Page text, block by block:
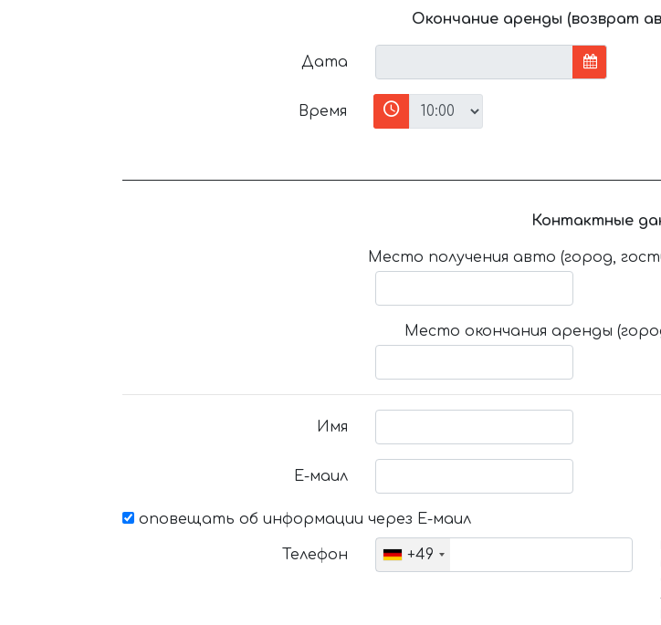
Окончание аренды (возврат
Дата
Время
Контактные
Место получения авто (город,
Место окончания аренды
Имя
Е-маил
оповещать об информации через Е-маил
Телефон +49